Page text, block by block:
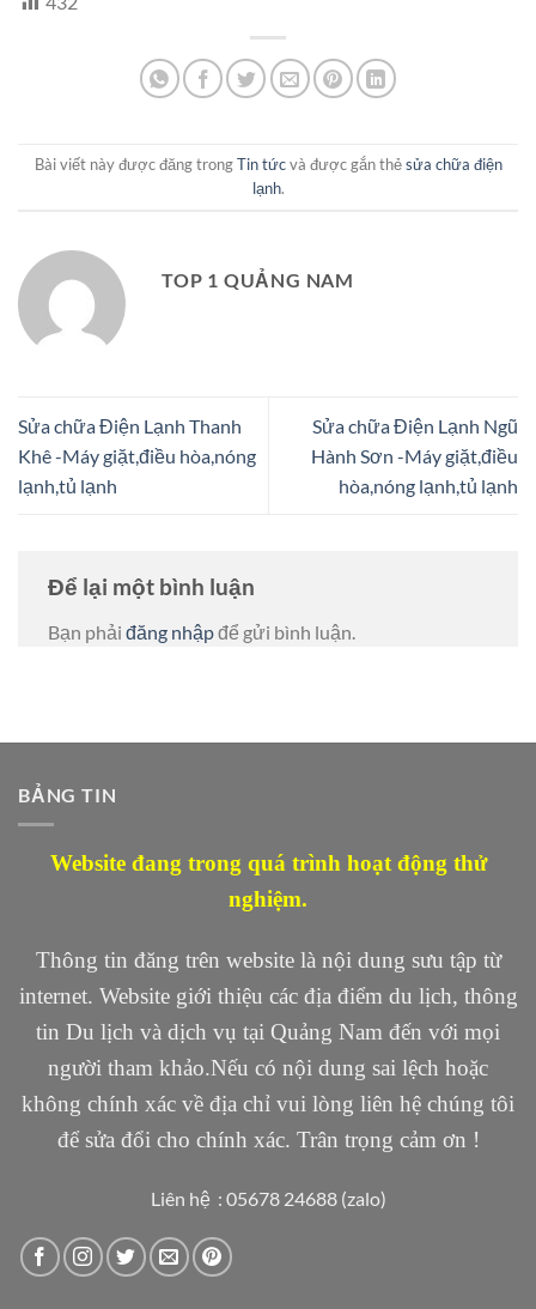
Bài viết này được đăng trongTin tứcvà được gắn thẻsửa chữa điện
lạnh.
TOP 1 QUẢNG NAM
Sửa chữa Điện Lạnh Thanh
Khê -Máy giặt,điều hòa,nóng
lạnh,tủ lạnh
Sửa chữa Điện Lạnh Ngũ
Hành Sơn -Máy giặt,điều
hòa,nóng lạnh,tủ lạnh
Để lại một bình luận
Bạn phải đăng nhậpđể gửi bình luận.
BẢNG TIN
Website đang trong quá trình hoạt động thử
nghiệm.
Thông tin đăng trên website là nội dung sưu tập từ
internet. Website giới thiệu các địa điểm du lịch, thông
tin Du lịch và dịch vụ tại Quảng Nam đến với mọi
người tham khảo.Nếu có nội dung sai lệch hoặc
không chính xác về địa chỉ vui lòng liên hệ chúng tôi
để sửa đổi cho chính xác. Trân trọng cảm ơn !
Liên hệ : 05678 24688 (zalo)